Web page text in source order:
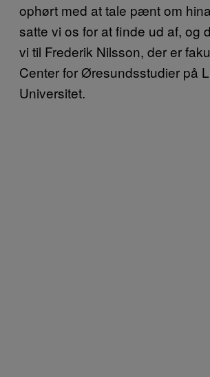
ophørt med at tale pænt om
satte vi os for at finde ud af, og
vi til Frederik Nilsson, der er
Center for Øresundsstudier på
Universitet.